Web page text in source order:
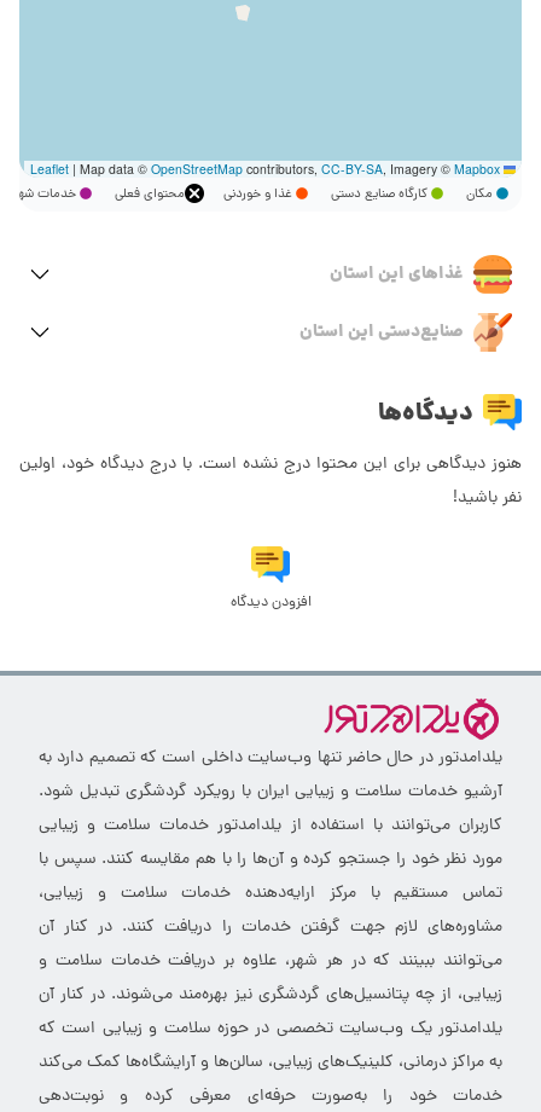
Leaflet
| Map data © OpenStreetMapcontributors, CC-BY-SA, Imagery © Mapbox
مکان کارگاه صنایع دستی غذا و خوردنی محتوای فعلی خدمات
غذاهای این استان
صنایع‌دستی این استان
دیدگاه‌ها
هنوز دیدگاهی برای این محتوا درج نشده است. با درج دیدگاه خود، اولین
نفر باشید!
افزودن دیدگاه
یلدامدتور در حال حاضر تنها وب‌سایت داخلی است که تصمیم دارد به
آرشیو خدمات سلامت و زیبایی ایران با رویکرد گردشگری تبدیل شود.
کاربران می‌توانند با استفاده از یلدامدتور خدمات سلامت و زیبایی
مورد نظر خود را جستجو کرده و آن‌ها را با هم مقایسه کنند. سپس با
تماس مستقیم با مرکز ارایه‌دهنده خدمات سلامت و زیبایی،
مشاوره‌های لازم جهت گرفتن خدمات را دریافت کنند. در کنار آن
می‌توانند ببینند که در هر شهر، علاوه بر دریافت خدمات سلامت و
زیبایی، از چه پتانسیل‌های گردشگری نیز بهره‌مند می‌شوند. در کنار آن
یلدامدتور یک وب‌سایت تخصصی در حوزه سلامت و زیبایی است که
به مراکز درمانی، کلینیک‌های زیبایی، سالن‌ها و آرایشگاه‌ها کمک می‌کند
خدمات خود را به‌صورت حرفه‌ای معرفی کرده و نوبت‌دهی